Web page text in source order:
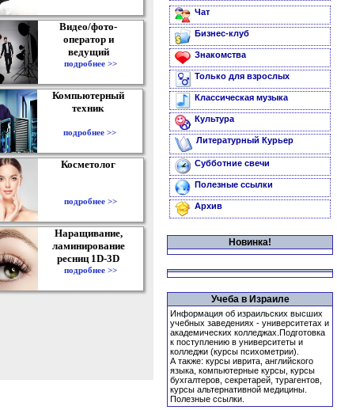
Видео/фото-
оператор и
ведущий
подробнее >>
Компьютерный
техник
подробнее >>
Косметолог
подробнее >>
Наращивание,
ламинирование
ресниц 1D-3D
подробнее >>
Чат
Бизнес-клуб
Знакомства
Только для взрослых
Классическая музыка
Культура
Литературный Курьер
Субботние свечи
Полезные ссылки
Архив
Новинка!
Учеба в Израиле
Информация об израильских высших
учебных заведениях - университетах и
академических колледжах.Подготовка
к поступлению в университеты и
колледжи (курсы психометрии).
А также: курсы иврита, английского
языка, компьютерные курсы, курсы
бухгалтеров, секретарей, турагентов,
курсы альтернативной медицины.
Полезные ссылки.